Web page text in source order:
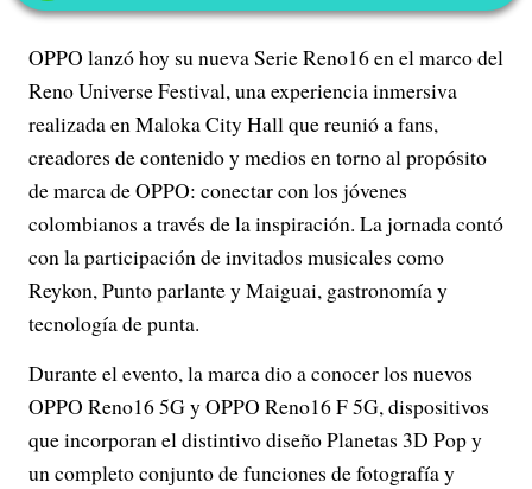
OPPO lanzó hoy su nueva Serie Reno16 en el marco del
Reno Universe Festival, una experiencia inmersiva
realizada en Maloka City Hall que reunió a fans,
creadores de contenido y medios en torno al propósito
de marca de OPPO: conectar con los jóvenes
colombianos a través de la inspiración. La jornada contó
con la participación de invitados musicales como
Reykon, Punto parlante y Maiguai, gastronomía y
tecnología de punta.
Durante el evento, la marca dio a conocer los nuevos
OPPO Reno16 5G y OPPO Reno16 F 5G, dispositivos
que incorporan el distintivo diseño Planetas 3D Pop y
un completo conjunto de funciones de fotografía y